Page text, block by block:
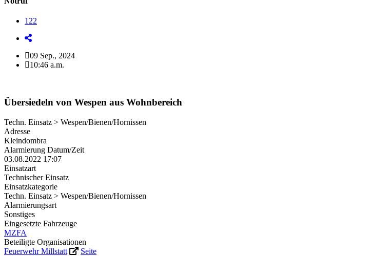
122
09 Sep., 2024
10:46 a.m.
Übersiedeln von Wespen aus Wohnbereich
Techn. Einsatz > Wespen/Bienen/Hornissen
Adresse
Kleindombra
Alarmierung Datum/Zeit
03.08.2022 17:07
Einsatzart
Technischer Einsatz
Einsatzkategorie
Techn. Einsatz > Wespen/Bienen/Hornissen
Alarmierungsart
Sonstiges
Eingesetzte Fahrzeuge
MZFA
Beteiligte Organisationen
Feuerwehr Millstatt
Seite